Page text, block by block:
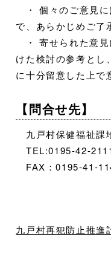
・ 個々のご意見に
で、あらかじめご了
・ 寄せられた意見
けた検討の参考とし
に十分留意した上で
【問合せ先】
九戸村保健福祉課
TEL:0195-42-
FAX：0195-41-
九戸村再犯防止推